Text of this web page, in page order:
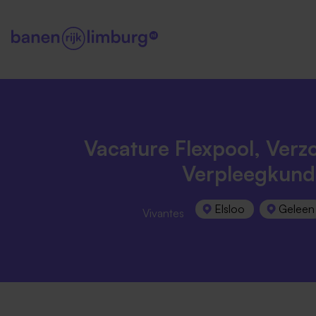
Vacature Flexpool,
Vivantes Elsloo Geleen